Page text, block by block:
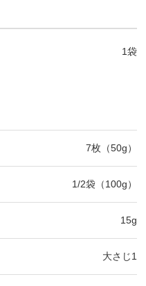
1袋
7枚（50g）
1/2袋（100g）
15g
大さじ1